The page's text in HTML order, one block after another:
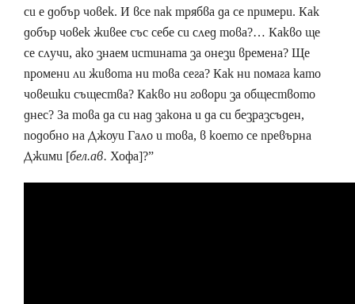
си е добър човек. И все пак трябва да се примери. Как
добър човек живее със себе си след това?… Какво ще
се случи, ако знаем истината за онези времена? Ще
промени ли живота ни това сега? Как ни помага като
човешки същества? Какво ни говори за обществото
днес? За това да си над закона и да си безразсъден,
подобно на Джоуи Гало и това, в което се превърна
Джими [бел.ав. Хофа]?”